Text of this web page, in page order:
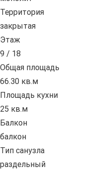
Территория
закрытая
Этаж
9 / 18
Общая площадь
66.30 кв.м
Площадь кухни
25 кв.м
Балкон
балкон
Тип санузла
раздельный